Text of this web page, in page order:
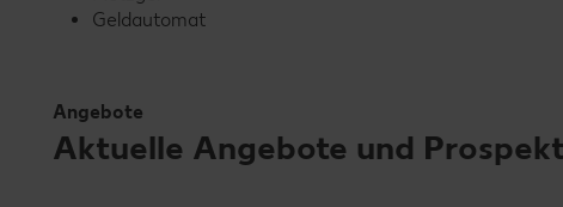
Geldautomat
Angebote
Aktuelle Angebote und